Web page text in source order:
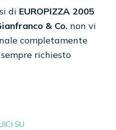
di EUROPIZZA 2005
& Co.non vi
completamente
richiesto
SU